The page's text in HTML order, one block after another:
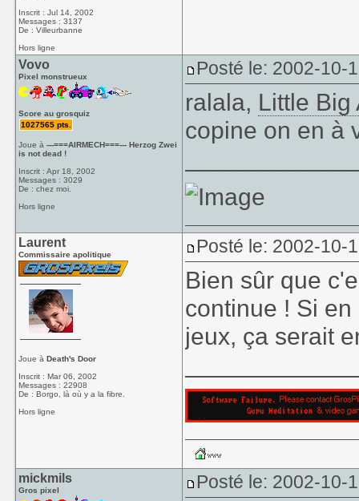
Inscrit : Jul 14, 2002
Messages : 3137
De : Villeurbanne
Hors ligne
Vovo
Pixel monstrueux
Score au grosquiz
1027565 pts.
Joue à---===AIRMECH===--- Herzog Zwei
is not dead !
Inscrit : Apr 18, 2002
Messages : 3029
De : chez moi.
Hors ligne
Posté le: 2002-10-
ralala, Little Big
copine on en à
Laurent
Commissaire apolitique
Joue àDeath's Door
Inscrit : Mar 06, 2002
Messages : 22908
De : Borgo, là où y a la fibre.
Hors ligne
Posté le: 2002-10-
Bien sûr que
continue ! Si
jeux, ça serait
mickmils
Gros pixel Posté le: 2002-10-